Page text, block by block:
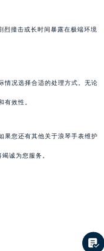
烈撞击或长时间暴露在极端环境
情况选择合适的处理方式。无论
有效性。
果您还有其他关于浪琴手表维护
诚为您服务。